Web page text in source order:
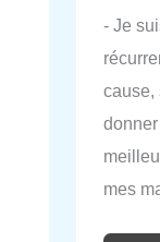
- Je
cause,
mes